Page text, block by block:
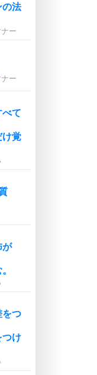
の法
ー
ー
て
け覚
が
をつ
つけ